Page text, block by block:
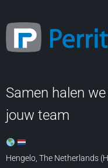
Samen halen
jouw team
Hengelo, The Netherlands